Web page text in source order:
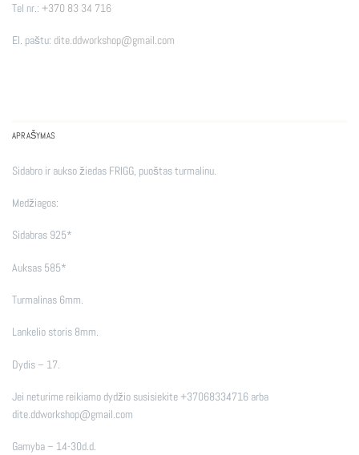
Tel nr.: +370 83 34 716
El. paštu: dite.ddworkshop@gmail.com
APRAŠYMAS
Sidabro ir aukso žiedas FRIGG, puoštas turmalinu.
Medžiagos:
Sidabras 925*
Auksas 585*
Turmalinas 6mm.
Lankelio storis 8mm.
Dydis – 17.
Jei neturime reikiamo dydžio susisiekite +37068334716 arba
dite.ddworkshop@gmail.com
Gamyba – 14-30d.d.